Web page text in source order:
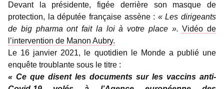
Devant la présidente, figée derrière son masque de
protection, la députée française assène : « Les dirigeants
de big pharma ont fait la loi à votre place ». Vidéo de
l’intervention de Manon Aubry.
Le 16 janvier 2021, le quotidien le Monde a publié une
enquête troublante sous le titre :
« Ce que disent les documents sur les vaccins anti-